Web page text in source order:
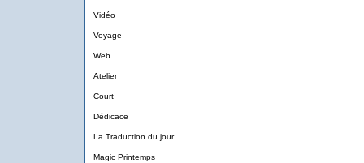
Vidéo
Voyage
Web
Atelier
Court
Dédicace
La Traduction du jour
Magic Printemps